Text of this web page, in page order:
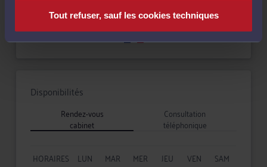
Tout refuser, sauf les cookies techniques
Langues
Disponibilités
Rendez-vous
cabinet
Consultation
téléphonique
HORAIRES LUN MAR MER JEU VEN
SAM